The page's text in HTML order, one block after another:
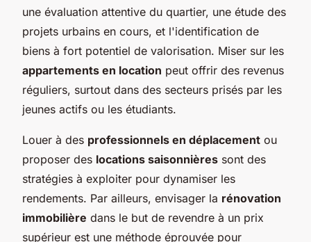
une évaluation attentive du quartier, une étude des
projets urbains en cours, et l'identification de
biens à fort potentiel de valorisation. Miser sur les
appartements en location peut offrir des revenus
réguliers, surtout dans des secteurs prisés par les
jeunes actifs ou les étudiants.
Louer à des professionnels en déplacement ou
proposer des locations saisonnières sont des
stratégies à exploiter pour dynamiser les
rendements. Par ailleurs, envisager la rénovation
immobilière dans le but de revendre à un prix
supérieur est une méthode éprouvée pour